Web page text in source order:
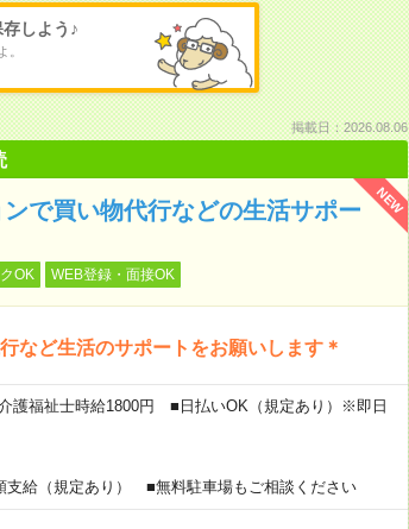
しよう♪
。
掲載日：2026.08.06
NEW
で買い物代行などの生活サポー
OK WEB登録・面接OK
など生活のサポートをお願いします＊
福祉士時給1800円 ■日払いOK（規定あり）※即日
給（規定あり） ■無料駐車場もご相談ください